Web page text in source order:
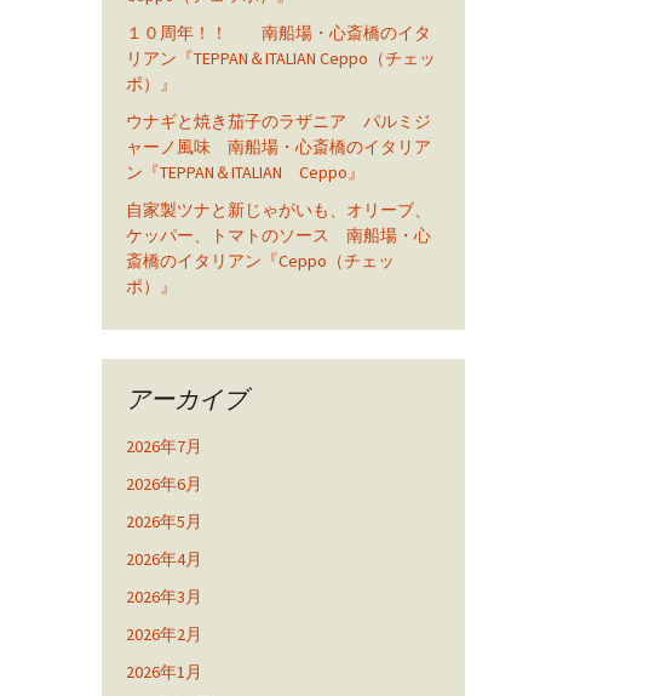
１０周年！！ 南船場・心斎橋のイタ
リアン『TEPPAN＆ITALIAN Ceppo（チェッ
ポ）』
ウナギと焼き茄子のラザニア パルミジ
ャーノ風味 南船場・心斎橋のイタリア
ン『TEPPAN＆ITALIAN Ceppo』
自家製ツナと新じゃがいも、オリーブ、
ケッパー、トマトのソース 南船場・心
斎橋のイタリアン『Ceppo（チェッ
ポ）』
アーカイブ
2026年7月
2026年6月
2026年5月
2026年4月
2026年3月
2026年2月
2026年1月